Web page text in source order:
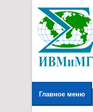
Главное меню